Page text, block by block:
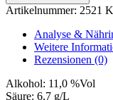
Artikelnummer: 2521
Analyse &
Weitere
Rezensionen (0)
Alkohol: 11,0 %Vol
Säure: 6,7 g/L